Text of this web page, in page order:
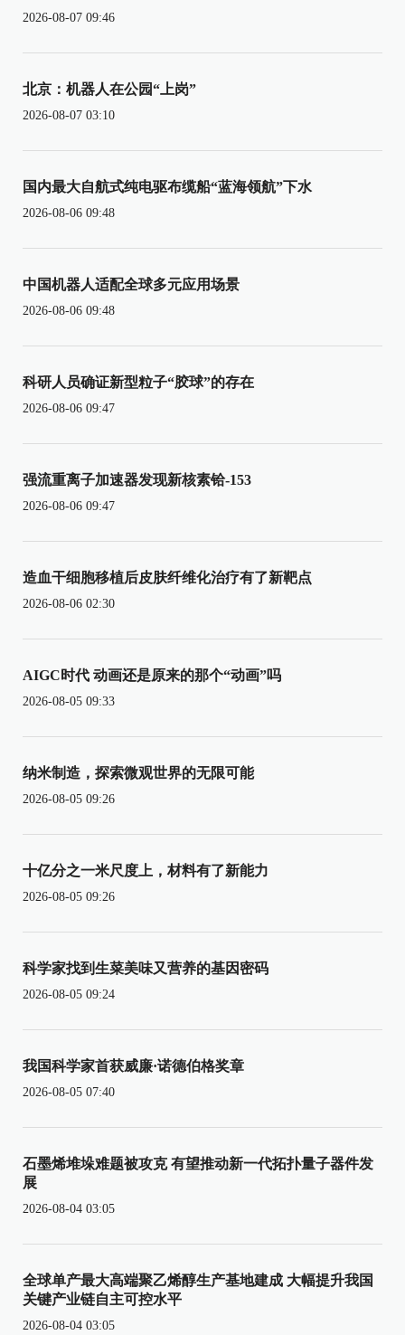
2026-08-07 09:46
北京：机器人在公园“上岗”
2026-08-07 03:10
国内最大自航式纯电驱布缆船“蓝海领航”下水
2026-08-06 09:48
中国机器人适配全球多元应用场景
2026-08-06 09:48
科研人员确证新型粒子“胶球”的存在
2026-08-06 09:47
强流重离子加速器发现新核素铪-153
2026-08-06 09:47
造血干细胞移植后皮肤纤维化治疗有了新靶点
2026-08-06 02:30
AIGC时代 动画还是原来的那个“动画”吗
2026-08-05 09:33
纳米制造，探索微观世界的无限可能
2026-08-05 09:26
十亿分之一米尺度上，材料有了新能力
2026-08-05 09:26
科学家找到生菜美味又营养的基因密码
2026-08-05 09:24
我国科学家首获威廉·诺德伯格奖章
2026-08-05 07:40
石墨烯堆垛难题被攻克 有望推动新一代拓扑量子器件发
展
2026-08-04 03:05
全球单产最大高端聚乙烯醇生产基地建成 大幅提升我国
关键产业链自主可控水平
2026-08-04 03:05